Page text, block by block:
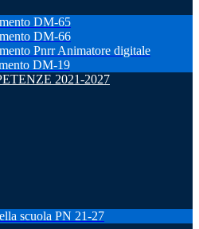
DM-65
DM-66
Pnrr Animatore digitale
DM-19
2021-2027
scuola PN 21-27